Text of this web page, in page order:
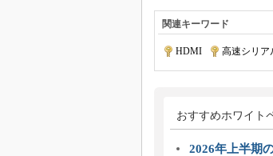
関連キーワード
HDMI 高速シリア
おすすめホワイト
2026年上半期